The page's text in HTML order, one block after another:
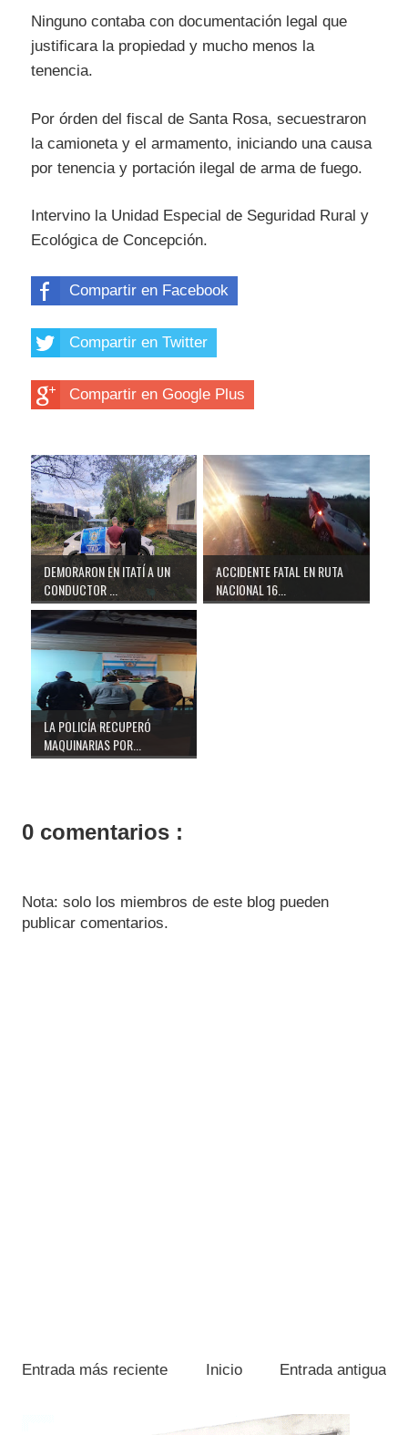
Ninguno contaba con documentación legal que
justificara la propiedad y mucho menos la
tenencia.
Por órden del fiscal de Santa Rosa, secuestraron
la camioneta y el armamento, iniciando una causa
por tenencia y portación ilegal de arma de fuego.
Intervino la Unidad Especial de Seguridad Rural y
Ecológica de Concepción.
Compartir en Facebook
Compartir en Twitter
Compartir en Google Plus
DEMORARON EN ITATÍ A UN
CONDUCTOR ...
ACCIDENTE FATAL EN RUTA
NACIONAL 16...
LA POLICÍA RECUPERÓ
MAQUINARIAS POR...
0 comentarios :
Nota: solo los miembros de este blog pueden
publicar comentarios.
Entrada más reciente Entrada antigua
Inicio